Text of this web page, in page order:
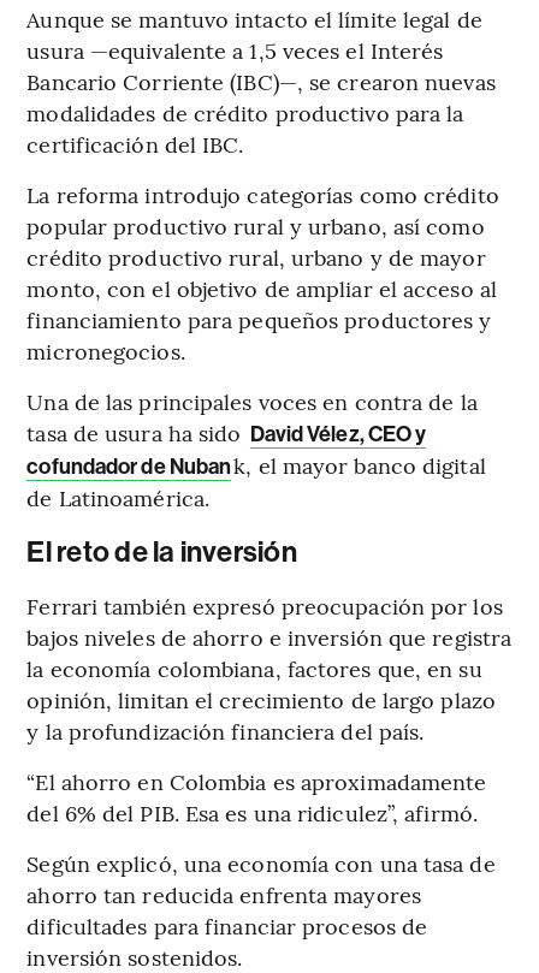
Aunque se mantuvo intacto el límite legal de
usura —equivalente a 1,5 veces el Interés
Bancario Corriente (IBC)—, se crearon nuevas
modalidades de crédito productivo para la
certificación del IBC.
La reforma introdujo categorías como crédito
popular productivo rural y urbano, así como
crédito productivo rural, urbano y de mayor
monto, con el objetivo de ampliar el acceso al
financiamiento para pequeños productores y
micronegocios.
Una de las principales voces en contra de la
tasa de usura ha sido David Vélez, CEO y
cofundador de Nubank, el mayor banco digital
de Latinoamérica.
El reto de la inversión
Ferrari también expresó preocupación por los
bajos niveles de ahorro e inversión que registra
la economía colombiana, factores que, en su
opinión, limitan el crecimiento de largo plazo
y la profundización financiera del país.
“El ahorro en Colombia es aproximadamente
del 6% del PIB. Esa es una ridiculez”, afirmó.
Según explicó, una economía con una tasa de
ahorro tan reducida enfrenta mayores
dificultades para financiar procesos de
inversión sostenidos.